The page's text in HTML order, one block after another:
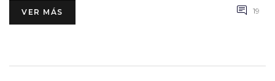
VER MÁS 19